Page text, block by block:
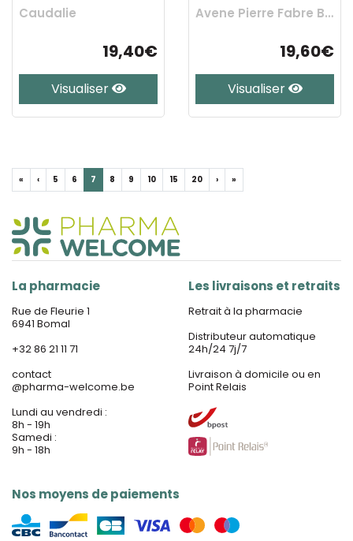
Caudalie
19,40€
Visualiser
Avene Pierre Fabre Benelux
19,60€
Visualiser
« ‹ 5 6 7 8 9 10 15 20 › »
La pharmacie
Rue de Fleurie 1
6941 Bomal
+32 86 21 11 71
contact
@pharma-welcome.be
Lundi au vendredi :
8h - 19h
Samedi :
9h - 18h
Nos moyens de paiements
Les livraisons et retraits
Retrait à la pharmacie
Distributeur automatique
24h/24 7j/7
Livraison à domicile ou en
Point Relais